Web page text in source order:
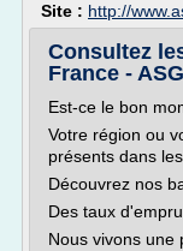
Site : http://
Consultez
France -
Est-ce le bon
Votre région ou
présents dans
Découvrez nos
Des taux
Nous vivons une